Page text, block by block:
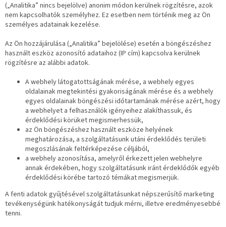
(„Analitika” nincs bejelölve) anonim módon kerülnek rögzítésre, azok
nem kapcsolhatók személyhez. Ez esetben nem történik meg az Ön
személyes adatainak kezelése.
Az Ön hozzájárulása („Analitika” bejelölése) esetén a böngészéshez
használt eszköz azonosító adataihoz (IP cím) kapcsolva kerülnek
rögzítésre az alábbi adatok.
A webhely látogatottságának mérése, a webhely egyes
oldalainak megtekintési gyakoriságának mérése és a webhely
egyes oldalainak böngészési időtartamának mérése azért, hogy
a webhelyet a felhasználók igényeihez alakíthassuk, és
érdeklődési körüket megismerhessük,
az Ön böngészéshez használt eszköze helyének
meghatározása, a szolgáltatásunk utáni érdeklődés területi
megoszlásának feltérképezése céljából,
a webhely azonosítása, amelyről érkezett jelen webhelyre
annak érdekében, hogy szolgáltatásunk iránt érdeklődők egyéb
érdeklődési körébe tartozó témákat megismerjük.
A fenti adatok gyűjtésével szolgáltatásunkat népszerűsítő marketing
tevékenységünk hatékonyságát tudjuk mérni, illetve eredményesebbé
tenni.